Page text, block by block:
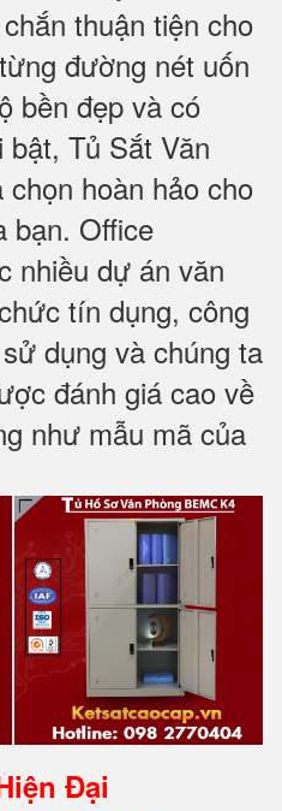
thuận tiện cho
đường nét uốn
bền đẹp và có
Tủ Sắt Văn
hoàn hảo cho
bạn. Office
nhiều dự án văn
tín dụng, công
dụng và chúng ta
đánh giá cao về
như mẫu mã của
Đại